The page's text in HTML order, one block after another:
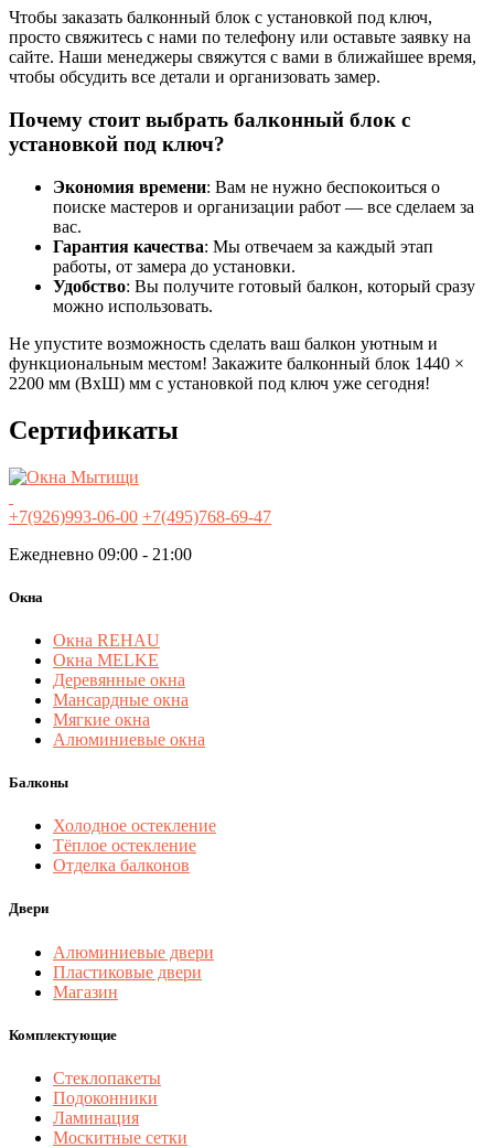
Чтобы заказать балконный блок с установкой под ключ,
просто свяжитесь с нами по телефону или оставьте заявку на
сайте. Наши менеджеры свяжутся с вами в ближайшее время,
чтобы обсудить все детали и организовать замер.
Почему стоит выбрать балконный блок с
установкой под ключ?
Экономия времени: Вам не нужно беспокоиться о
поиске мастеров и организации работ — все сделаем за
вас.
Гарантия качества: Мы отвечаем за каждый этап
работы, от замера до установки.
Удобство: Вы получите готовый балкон, который сразу
можно использовать.
Не упустите возможность сделать ваш балкон уютным и
функциональным местом! Закажите балконный блок 1440 ×
2200 мм (ВxШ) мм с установкой под ключ уже сегодня!
Сертификаты
+7(926)993-06-00 +7(495)768-69-47
Ежедневно 09:00 - 21:00
Окна
Окна REHAU
Окна MELKE
Деревянные окна
Мансардные окна
Мягкие окна
Алюминиевые окна
Балконы
Холодное остекление
Тёплое остекление
Отделка балконов
Двери
Алюминиевые двери
Пластиковые двери
Магазин
Комплектующие
Стеклопакеты
Подоконники
Ламинация
Москитные сетки